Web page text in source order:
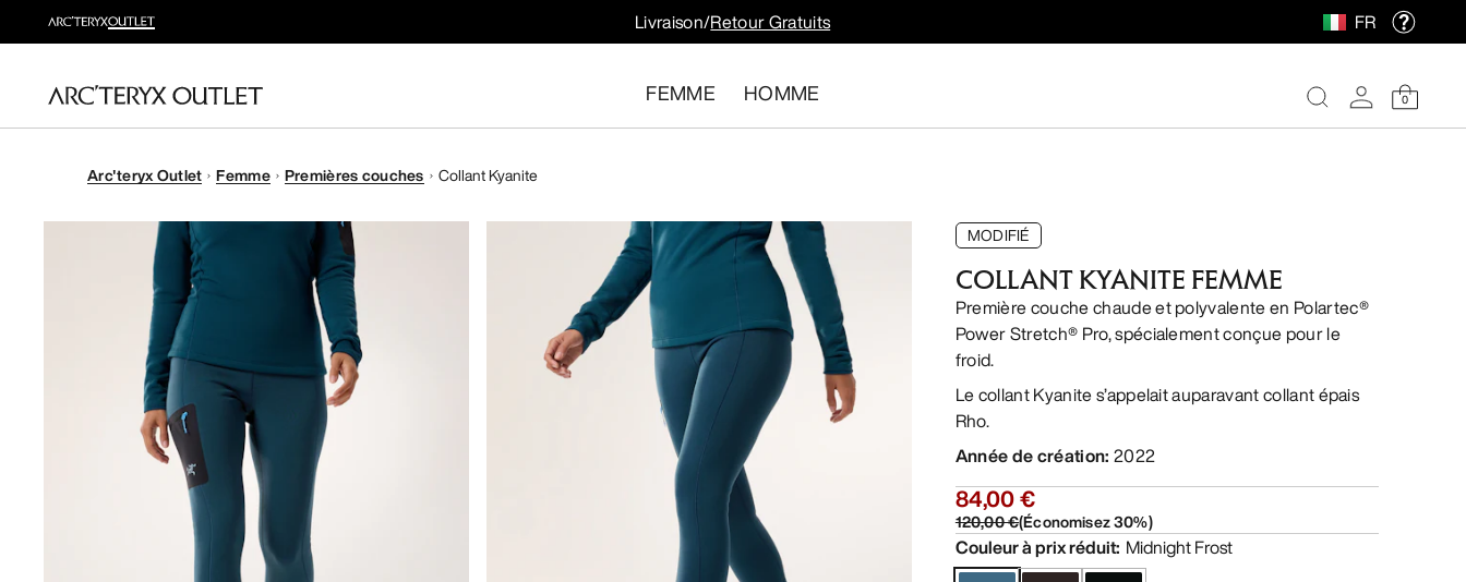
Livraison/Retour Gratuits FR
FEMME HOMME 0
Arc'teryx Outlet Femme Premières couches Collant Kyanite
MODIFIÉ
COLLANT KYANITE FEMME
Première couche chaude et polyvalente en Polartec®
Power Stretch® Pro, spécialement conçue pour le
froid.
Le collant Kyanite s’appelait auparavant collant épais
Rho.
Année de création: 2022
84,00 €
120,00 €(Économisez30%)
Couleur à prix réduit: Midnight Frost